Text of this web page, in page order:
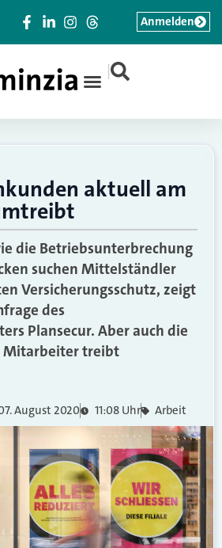
|
Anmelden
aktuell am
die Betriebsunterbrechung
suchen Mittelständler
Versicherungsschutz, zeigt
des
Plansecur. Aber auch die
Mitarbeiter treibt
August 2020 11:08 Uhr Arbeit